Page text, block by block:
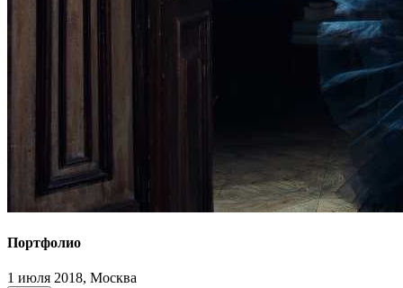
Портфолио
1 июля 2018, Москва